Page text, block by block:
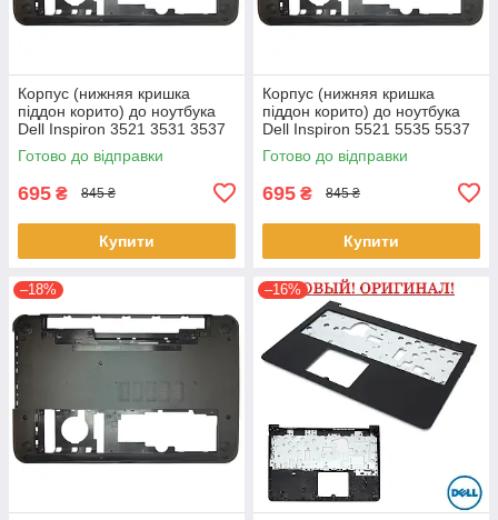
Корпус (нижняя кришка
піддон корито) до ноутбука
Dell Inspiron 3521 3531 3537
(0YXMG9, AP0ZG000200)
Готово до відправки
695 ₴ 845 ₴
Купити
Корпус (нижняя кришка
піддон корито) до ноутбука
Dell Inspiron 5521 5535 5537
(0YXMG9, AP0ZG000200)
Готово до відправки
695 ₴ 845 ₴
Купити
–18% –16%